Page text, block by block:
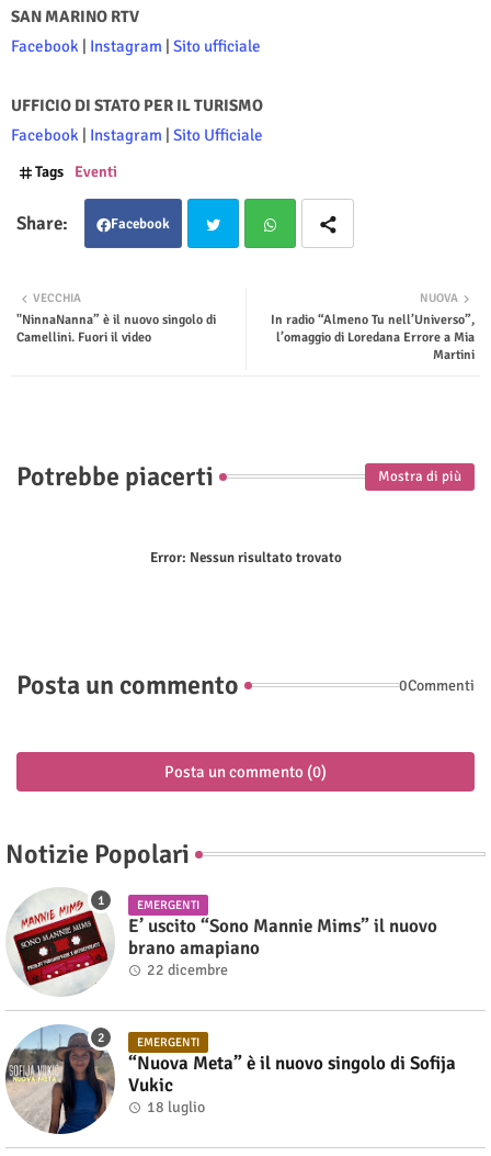
SAN MARINO RTV
Facebook | Instagram | Sito ufficiale
UFFICIO DI STATO PER IL TURISMO
Facebook | Instagram | Sito Ufficiale
Tags Eventi
Facebook
ter tsap
NUOVA
In radio “Almeno Tu nell’Universo”,
l’omaggio di Loredana Errore a Mia
Martini
VECCHIA
"NinnaNanna” è il nuovo singolo di
Camellini. Fuori il video
Potrebbe piacerti Mostra di più
Error: Nessun risultato trovato
Posta un commento 0Commenti
Posta un commento (0)
Notizie Popolari
EMERGENTI
E’ uscito “Sono Mannie Mims” il nuovo
brano amapiano
22 dicembre
EMERGENTI
“Nuova Meta” è il nuovo singolo di Sofija
Vukic
18 luglio